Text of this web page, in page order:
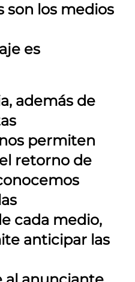
son los medios
es
, además de
permiten
retorno de
cada medio,
anticipar las